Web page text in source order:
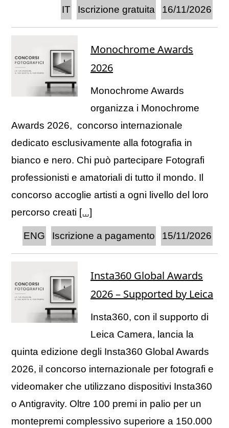
16/11/2026
Iscrizione gratuita
IT
Monochrome Awards
2026
Monochrome Awards
organizza i Monochrome
Awards 2026, concorso internazionale
dedicato esclusivamente alla fotografia in
bianco e nero. Chi può partecipare Fotografi
professionisti e amatoriali di tutto il mondo. Il
concorso accoglie artisti a ogni livello del loro
percorso creati [...]
15/11/2026
Iscrizione a pagamento
ENG
Insta360 Global Awards
2026 – Supported by Leica
Insta360, con il supporto di
Leica Camera, lancia la
quinta edizione degli Insta360 Global Awards
2026, il concorso internazionale per fotografi e
videomaker che utilizzano dispositivi Insta360
o Antigravity. Oltre 100 premi in palio per un
montepremi complessivo superiore a 150.000